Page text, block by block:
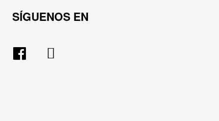
SÍGUENOS EN